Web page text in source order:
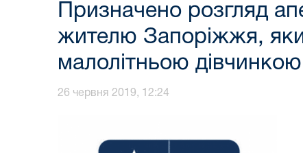
Призначено розгляд
жителю Запоріжжя,
малолітньою дівчинкою
26 червня 2019, 12:24